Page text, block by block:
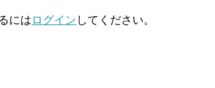
には ログイン してください。